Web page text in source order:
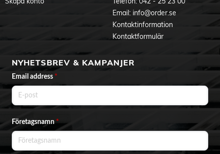
Email: info@order.se
Kontaktinformation
Kontaktformulär
NYHETSBREV & KAMPANJER
Email address *
Företagsnamn*